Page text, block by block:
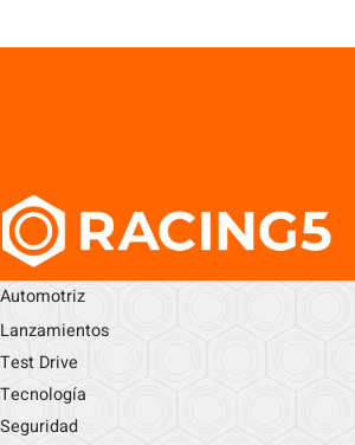
Automotriz
Lanzamientos
Test Drive
Tecnología
Seguridad